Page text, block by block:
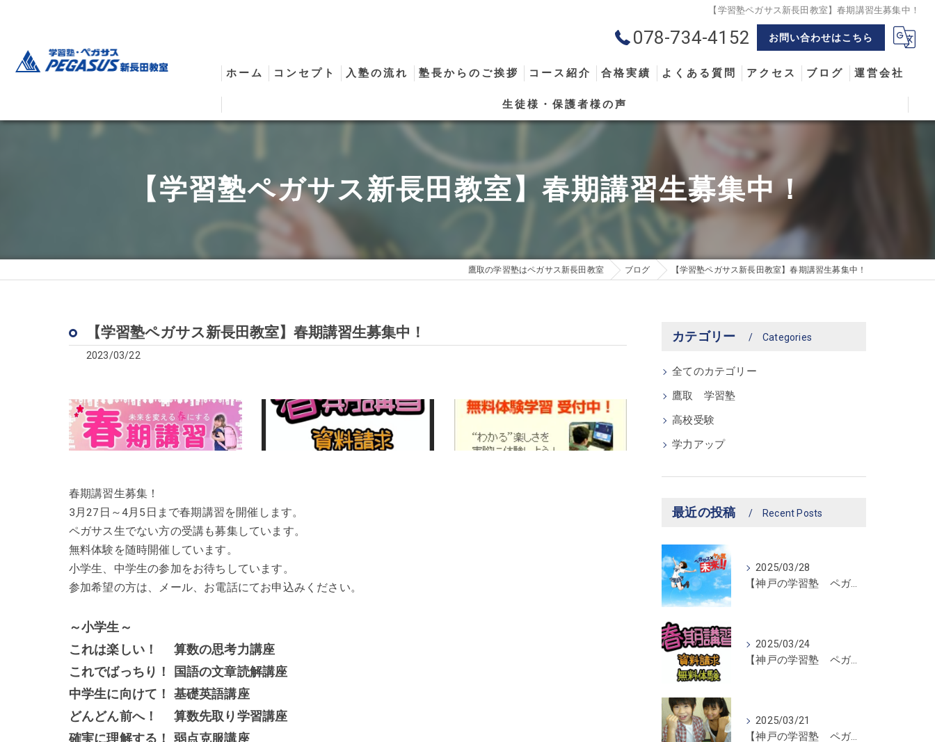
【学習塾ペガサス新長田教室】春期講習生募集中！
078-734-4152 お問い合わせはこちら
ホーム コンセプト
安全メール
入塾の流れ 塾長からのご挨拶 コース紹介 合格実績 よくある質問 アクセス ブログ 運営会社
生徒様・保護者様の声
【学習塾ペガサス新長田教室】春期講習生募集中！
鷹取の学習塾はペガサス新長田教室 ブログ 【学習塾ペガサス新長田教室】春期講習生募集中！
【学習塾ペガサス新長田教室】春期講習生募集中！
2023/03/22
春期講習生募集！
3月27日～4月5日まで春期講習を開催します。
ペガサス生でない方の受講も募集しています。
無料体験を随時開催しています。
小学生、中学生の参加をお待ちしています。
参加希望の方は、メール、お電話にてお申込みください。
～小学生～
これは楽しい！ 算数の思考力講座
これでばっちり！ 国語の文章読解講座
中学生に向けて！ 基礎英語講座
どんどん前へ！ 算数先取り学習講座
確実に理解する！ 弱点克服講座
カテゴリー Categories
全てのカテゴリー
鷹取 学習塾
高校受験
学力アップ
最近の投稿 Recent Posts
2025/03/28
【神戸の学習塾 ペガサス新長田教室】ペガサス学習スタイル！
2025/03/24
【神戸の学習塾 ペガサス新長田教室】春期講習開催！
2025/03/21
【神戸の学習塾 ペガサス新長田教室】入塾金無料キャンペーン！